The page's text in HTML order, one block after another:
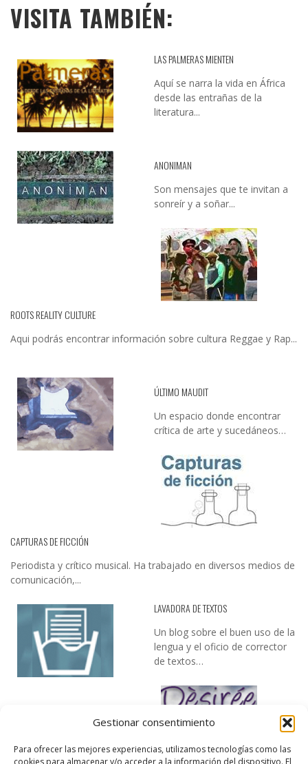
Gestionar consentimiento
Para ofrecer las mejores experiencias, utilizamos tecnologías como las
cookies para almacenar y/o acceder a la información del dispositivo. El
VISITA TAMBIÉN:
LAS PALMERAS MIENTEN
Aquí se narra la vida en África
desde las entrañas de la
literatura...
ANONIMAN
Son mensajes que te invitan a
sonreír y a soñar...
ROOTS REALITY CULTURE
Aqui podrás encontrar información sobre cultura Reggae y Rap...
ÚLTIMO MAUDIT
Un espacio donde encontrar
crítica de arte y sucedáneos…
CAPTURAS DE FICCIÓN
Periodista y crítico musical. Ha trabajado en diversos medios de
comunicación,...
LAVADORA DE TEXTOS
Un blog sobre el buen uso de la
lengua y el oficio de corrector
de textos…